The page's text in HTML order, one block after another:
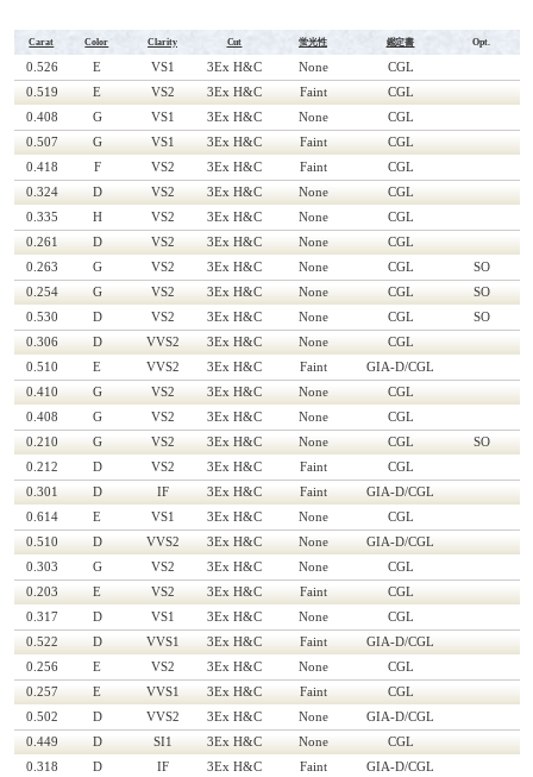
Carat Color Clarity Cut 蛍光性 鑑定書 Opt.
0.526 E VS1 3Ex H&C None
CGL
0.519
E VS2 3Ex H&C Faint
CGL
0.408
G VS1 3Ex H&C None
CGL
0.507
G VS1 3Ex H&C Faint
CGL
0.418
F VS2 3Ex H&C Faint
CGL
0.324
D VS2 3Ex H&C None
CGL
0.335
H VS2 3Ex H&C None
CGL
0.261
D VS2 3Ex H&C None
CGL
0.263
G VS2 3Ex H&C None CGL
SO
0.254
G VS2 3Ex H&C None CGL
SO
0.530
D VS2 3Ex H&C None CGL
SO
0.306
D VVS2 3Ex H&C None
CGL
0.510
E VVS2 3Ex H&C Faint
GIA-D/CGL
0.410
G VS2 3Ex H&C None
CGL
0.408
G VS2 3Ex H&C None
CGL
0.210
G VS2 3Ex H&C None CGL
SO
0.212
D VS2 3Ex H&C Faint
CGL
0.301
D IF 3Ex H&C Faint
GIA-D/CGL
0.614
E VS1 3Ex H&C None
CGL
0.510
D VVS2 3Ex H&C None
GIA-D/CGL
0.303
G VS2 3Ex H&C None
CGL
0.203
E VS2 3Ex H&C Faint
CGL
0.317
D VS1 3Ex H&C None
CGL
0.522
D VVS1 3Ex H&C Faint
GIA-D/CGL
0.256
E VS2 3Ex H&C None
CGL
0.257
E VVS1 3Ex H&C Faint
CGL
0.502
D VVS2 3Ex H&C None
GIA-D/CGL
0.449
D SI1 3Ex H&C None
CGL
0.318
D IF 3Ex H&C Faint
GIA-D/CGL